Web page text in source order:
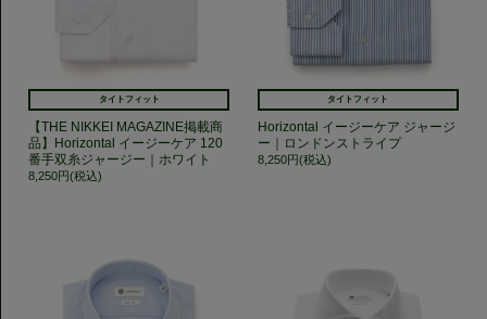
タイトフィット
【THE NIKKEI MAGAZINE掲載商
品】Horizontal イージーケア 120
番手双糸ジャージー｜ホワイト
8,250円(税込)
タイトフィット
Horizontal イージーケア ジャージ
ー｜ロンドンストライプ
8,250円(税込)